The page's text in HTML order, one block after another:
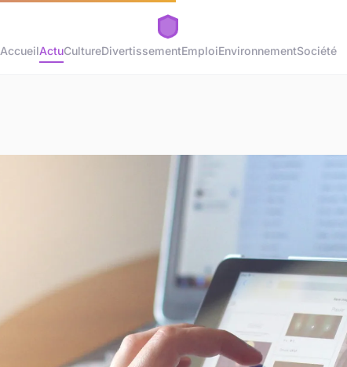
AccueilActuCultureDivertissementEmploiEnvironnementSociété